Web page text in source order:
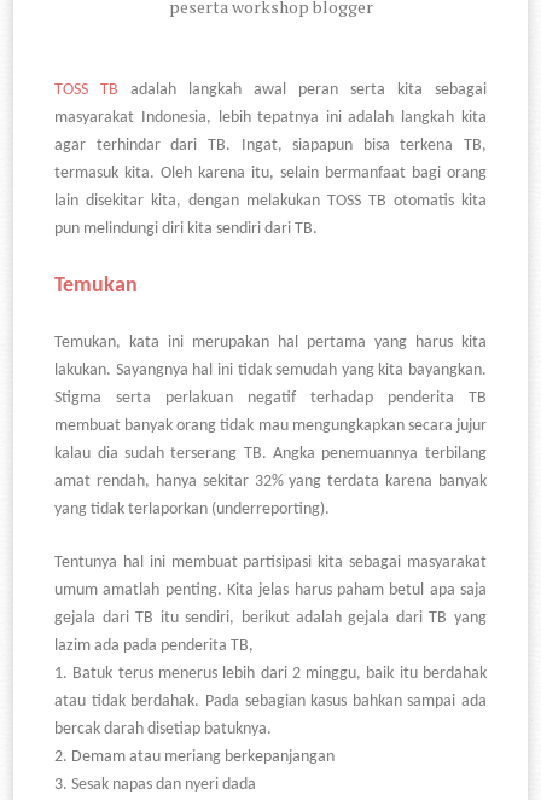
peserta workshop blogger
TOSS TB adalah langkah awal peran serta kita sebagai
masyarakat Indonesia, lebih tepatnya ini adalah langkah kita
agar terhindar dari TB. Ingat, siapapun bisa terkena TB,
termasuk kita. Oleh karena itu, selain bermanfaat bagi orang
lain disekitar kita, dengan melakukan TOSS TB otomatis kita
pun melindungi diri kita sendiri dari TB.
Temukan
Temukan, kata ini merupakan hal pertama yang harus kita
lakukan. Sayangnya hal ini tidak semudah yang kita bayangkan.
Stigma serta perlakuan negatif terhadap penderita TB
membuat banyak orang tidak mau mengungkapkan secara jujur
kalau dia sudah terserang TB. Angka penemuannya terbilang
amat rendah, hanya sekitar 32% yang terdata karena banyak
yang tidak terlaporkan (underreporting).
Tentunya hal ini membuat partisipasi kita sebagai masyarakat
umum amatlah penting. Kita jelas harus paham betul apa saja
gejala dari TB itu sendiri, berikut adalah gejala dari TB yang
lazim ada pada penderita TB,
1. Batuk terus menerus lebih dari 2 minggu, baik itu berdahak
atau tidak berdahak. Pada sebagian kasus bahkan sampai ada
bercak darah disetiap batuknya.
2. Demam atau meriang berkepanjangan
3. Sesak napas dan nyeri dada